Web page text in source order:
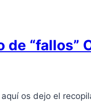
“fallos”
os dejo el